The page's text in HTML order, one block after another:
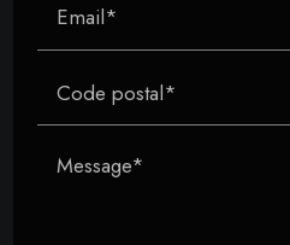
Email*
Code postal*
Message*